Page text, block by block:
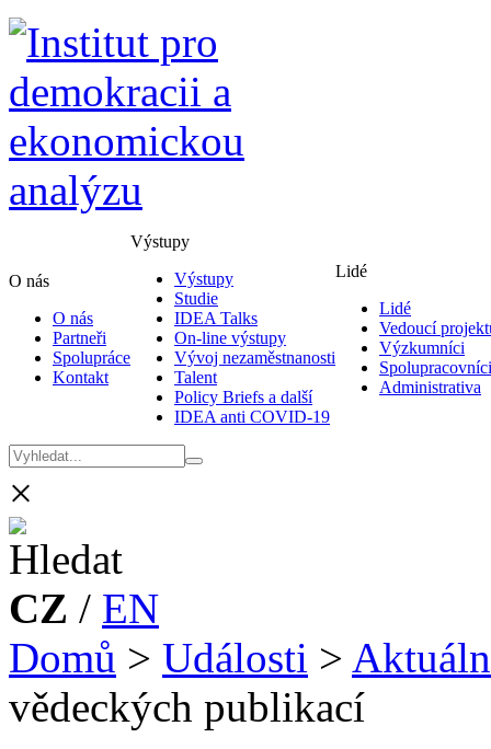
O nás
O nás
Partneři
Spolupráce
Kontakt
Výstupy
Výstupy
Studie
IDEA Talks
On-line výstupy
Vývoj nezaměstnanosti
Talent
Policy Briefs a další
IDEA anti COVID-19
Lidé
Lidé
Vedoucí
Výzkumníci
Spolupracovníci
Administrativa
×
CZ / EN
Domů > Události >
vědeckých publikací